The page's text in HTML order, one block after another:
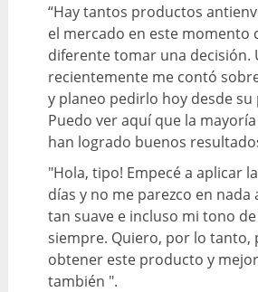
“Hay tantos productos
el mercado en este momento
diferente tomar una decisión.
recientemente me contó
y planeo pedirlo hoy desde su
Puedo ver aquí que la
han logrado buenos
"Hola, tipo! Empecé a aplicar
días y no me parezco en nada
tan suave e incluso mi tono
siempre. Quiero, por lo tanto,
obtener este producto y
también ".